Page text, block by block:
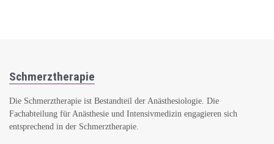
Schmerztherapie
Die Schmerztherapie ist Bestandteil der Anästhesiologie. Die
Fachabteilung für Anästhesie und Intensivmedizin engagieren sich
entsprechend in der Schmerztherapie.